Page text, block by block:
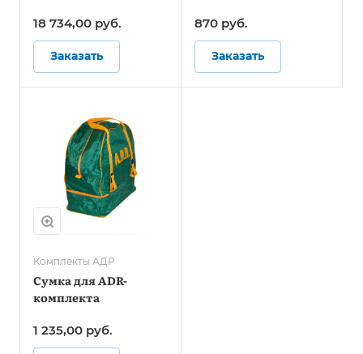
018/2011)
18 734,00 руб.
Заказать
870 руб.
Заказать
Комплекты АДР
Сумка для ADR-
комплекта
1 235,00 руб.